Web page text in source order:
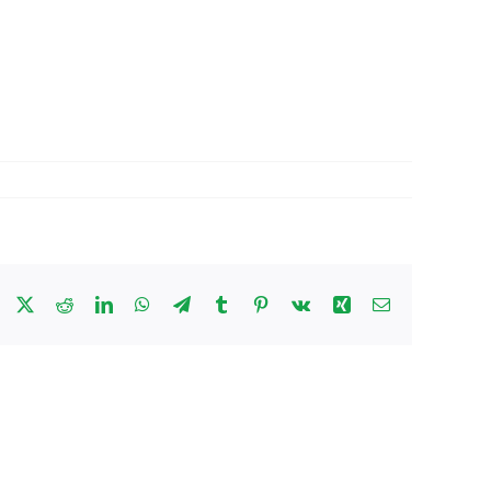
Facebook
X RedditLinkedInWhatsApp
TelegramTumblrPinterest
Vk XingEmail